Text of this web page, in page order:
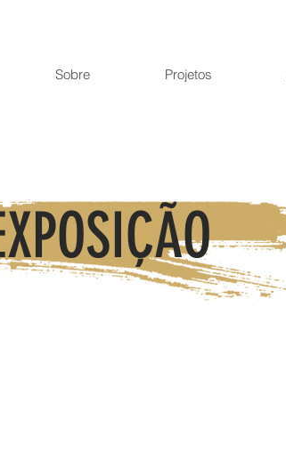
Sobre Projetos